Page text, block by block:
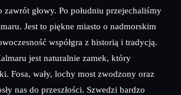
zawrót głowy. Po południu przejechaliśmy
Jest to piękne miasto o nadmorskim
współgra z historią i tradycją.
jest naturalnie zamek, który
Fosa, wały, lochy most zwodzony oraz
nas do przeszłości. Szwedzi bardzo